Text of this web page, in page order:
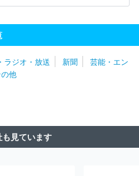
イッツ・コミュニケーションズ株
朝日テレビ
株式会社ＢＳ日テレ
社ＢＳ－ＴＢＳ
ビ新広島 北海道放送株式会社
ラジオ・放送 新聞
芸能・エン
他
見ています